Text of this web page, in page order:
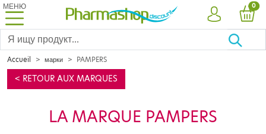
МЕНЮ
УЧЕТНАЯ
0
Accueil марки PAMPERS
< RETOUR AUX MARQUES
LA MARQUE PAMPERS